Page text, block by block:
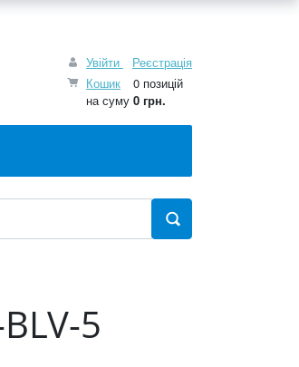
Увійти
Реєстрація
Кошик
0 позицій
на суму 0 грн.
5